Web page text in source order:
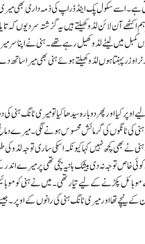
۔ اسے سکول پک اینڈ ڈراپ کی ذمہ داری بھی میری
اکٹھے آن لائن لڈو کھیلتے ہیں یہ گزشتہ سردیوں
کمبل میں لیٹے لڈو کھیل رہے تھے ۔ ہنی نے اپنا
پہنتا ہوں لڈو کھیلتے ہوئے ہنی بھی میرا
اوپر کیا اور پھر دوبارہ سیدھا کیا تو میری
کی ٹانگوں کی گرمائش محسوس ہونے لگی۔ میرے
ہنی نے بھی کچھ نہیں کہا کیونکہ اسکی ساری توجہ لڈو
خاص توجہ نہ دی بیشک ہانیہ بچی تھی پر میرے اندر
موبائل پکڑنے کے لیے تیار تھی۔ میں نے ہنی کو
کے نیچے تھا اور میری ٹانگ ہنی کی رانوں کے اوپر